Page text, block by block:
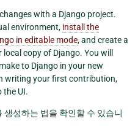
with a Django project.
environment, install the
in editable mode, and create a
copy of Django. You will
to Django in your new
writing your first contribution,
the UI.
생성하는 법을 확인할 수 있습니